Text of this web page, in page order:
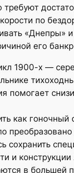
требуют
по
«Днепры»
его
1900-х —
помогает
как гоночный
сохранить
и
в большей